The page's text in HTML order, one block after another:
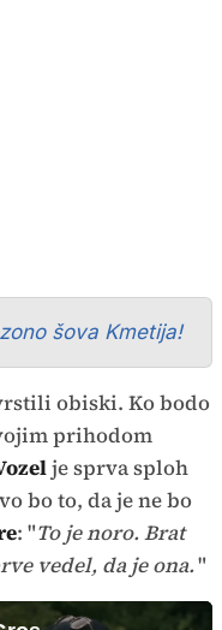
šova Kmetija!
obiski. Ko bodo
prihodom
je sprva sploh
bo to, da je ne bo
: "To je noro. Brat
vedel, da je ona."